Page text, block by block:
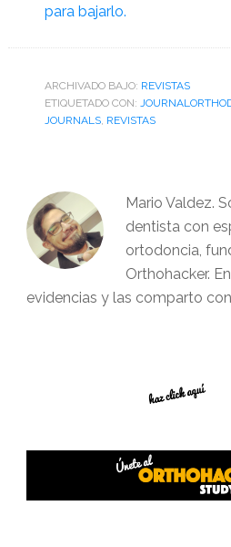
para bajarlo.
ARCHIVADO BAJO: REVISTAS
ETIQUETADO CON:
JOURNALS, REVISTAS
Mario Valdez.
dentista con
ortodoncia,
Orthohacker.
evidencias y las comparto